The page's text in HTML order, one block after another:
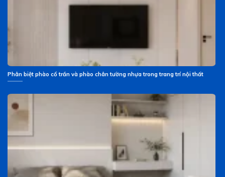
Phân biệt phào cổ trần và phào chân tường nhựa trong trang trí nội thất